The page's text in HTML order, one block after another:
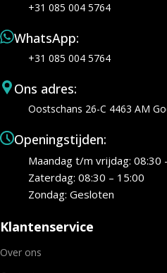
+31 085 004 5764
WhatsApp:
+31 085 004 5764
Ons adres:
Oostschans 26-C 4463 AM
Openingstijden:
Maandag t/m vrijdag: 08:30
Zaterdag: 08:30 – 15:00
Zondag: Gesloten
Klantenservice
Over ons